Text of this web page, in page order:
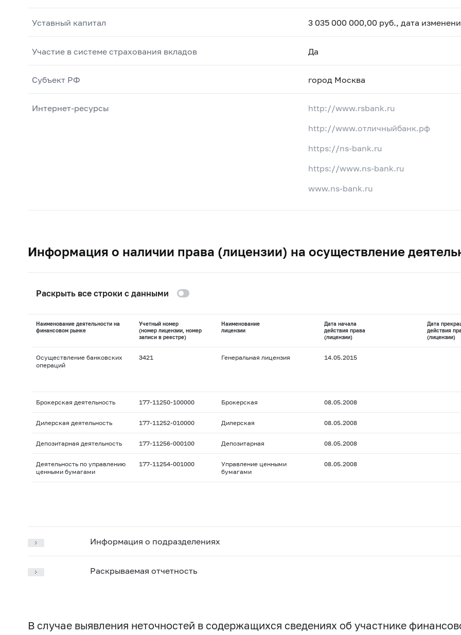
Уставный капитал 3 035 000 000,00 руб., дата
Участие в системе страхования вкладов Да
Субъект РФ город Москва
Интернет-ресурсы http://www.rsbank.ru
http://www.отличныйбанк.рф
https://ns-bank.ru
https://www.ns-bank.ru
www.ns-bank.ru
Информация о наличии права (лицензии) на осуществление
Раскрыть все строки с данными
Наименование деятельности на
финансовом рынке
Учетный номер
(номер лицензии, номер
записи в реестре)
Наименование
лицензии
Дата начала
действия права
(лицензии)
Дата
действия
(лицензии)
Осуществление банковских
операций
3421 Генеральная лицензия 14.05.2015
Брокерская деятельность 177-11250-100000 Брокерская 08.05.2008
Дилерская деятельность 177-11252-010000 Дилерская 08.05.2008
Депозитарная деятельность 177-11256-000100 Депозитарная 08.05.2008
Деятельность по управлению
ценными бумагами
177-11254-001000
Управление ценными
бумагами
08.05.2008
Информация о подразделениях
Раскрываемая отчетность
В случае выявления неточностей в содержащихся сведениях об участнике